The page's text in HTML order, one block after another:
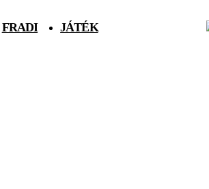
FRADI JÁTÉK